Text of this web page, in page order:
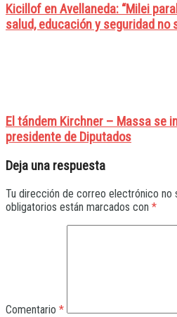
Kicillof en Avellaneda: “Milei
salud, educación y seguridad no
El tándem Kirchner – Massa se
presidente de Diputados
Deja una respuesta
Tu dirección de correo electrónico no
obligatorios están marcados con *
Comentario *